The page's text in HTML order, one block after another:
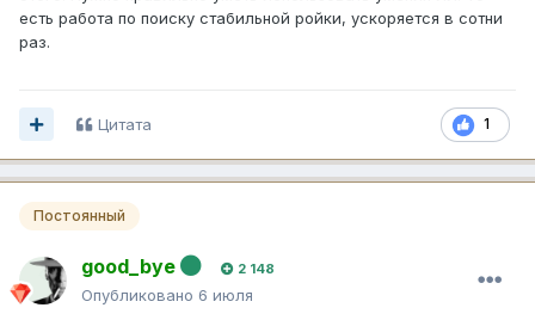
есть работа по поиску стабильной ройки, ускоряется в сотни
раз.
1
Цитата
Постоянный
good_bye 2 148
Опубликовано 6 июля